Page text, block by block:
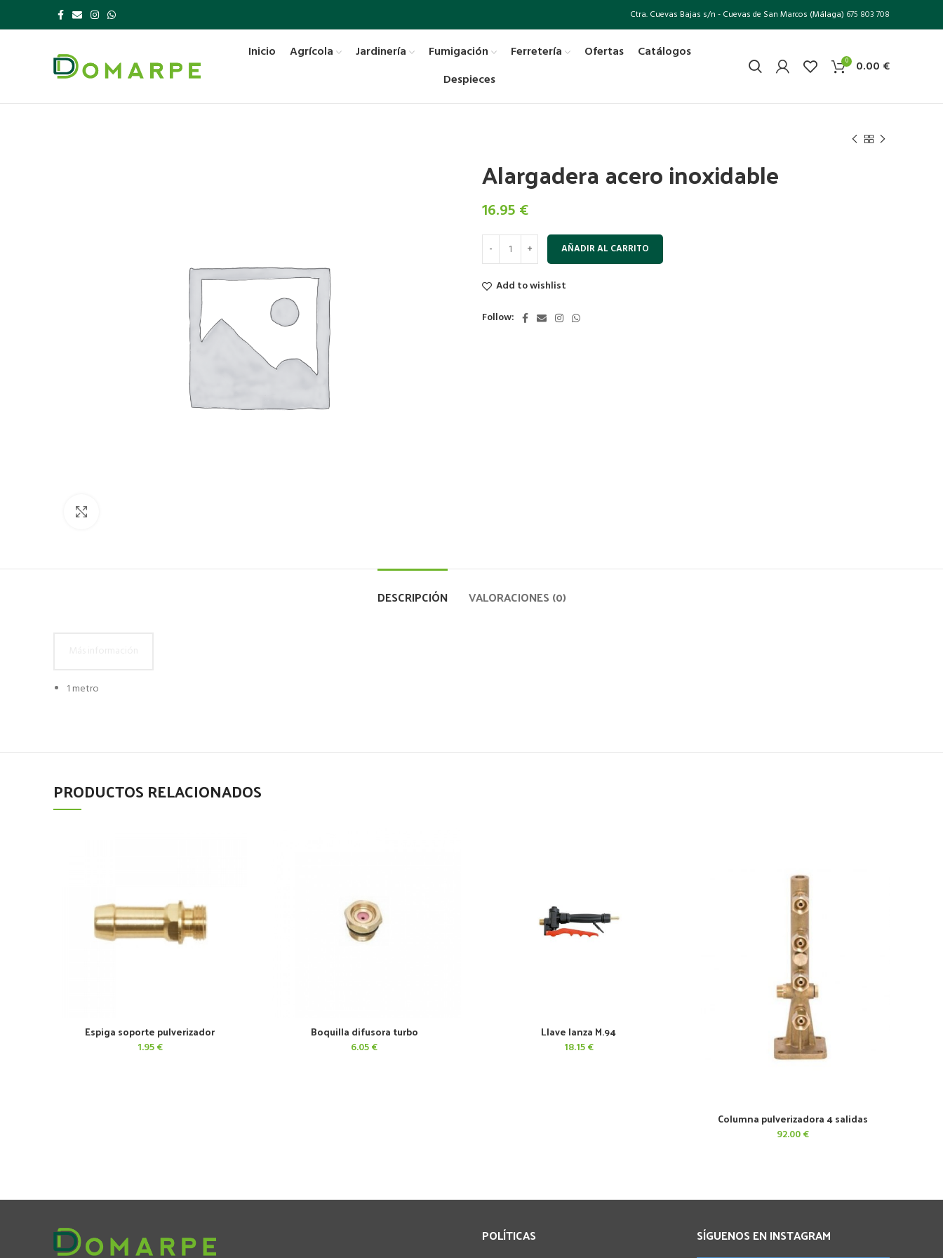
Ctra. Cuevas Bajas s/n - Cuevas de San Marcos (Málaga) 675 803 708
Inicio Agrícola Jardinería Fumigación Ferretería Ofertas
Catálogos
Despieces
0 0.00 €
Alargadera acero inoxidable
16.95 €
AÑADIR AL CARRITO
Add to wishlist
Follow:
DESCRIPCIÓN VALORACIONES (0)
1 metro
PRODUCTOS RELACIONADOS
AÑADIR AL CARRITO
Espiga soporte pulverizador
1.95€
AÑADIR AL CARRITO
Boquilla difusora turbo
6.05€
AÑADIR AL CARRITO
Llave lanza M.94
18.15€
AÑADIR AL CARRITO
Columna pulverizadora 4 salidas
92.00€
POLÍTICAS SÍGUENOS EN INSTAGRAM